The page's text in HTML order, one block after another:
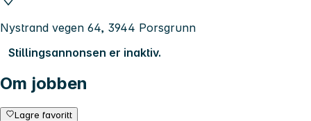
Nystrand vegen 64, 3944 Porsgrunn
Stillingsannonsen er inaktiv.
Om jobben
Lagre favoritt